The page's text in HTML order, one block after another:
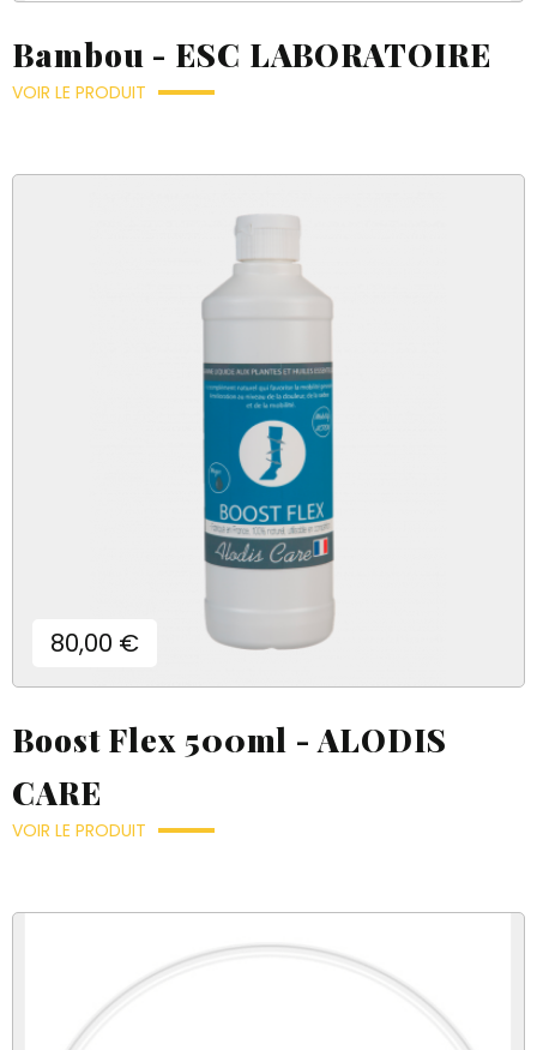
Bambou - ESC LABORATOIRE
VOIR LE PRODUIT
Prix
80,00 €
Boost Flex 500ml - ALODIS
CARE
VOIR LE PRODUIT